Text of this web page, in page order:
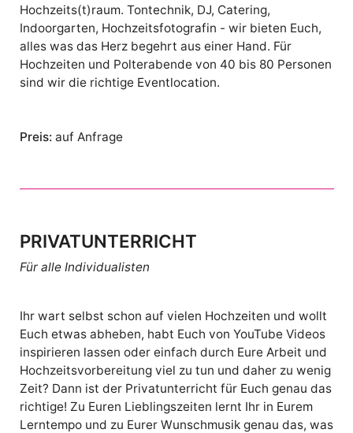
Hochzeits(t)raum. Tontechnik, DJ, Catering,
Indoorgarten, Hochzeitsfotografin - wir bieten Euch,
alles was das Herz begehrt aus einer Hand. Für
Hochzeiten und Polterabende von 40 bis 80 Personen
sind wir die richtige Eventlocation.
Preis: auf Anfrage
PRIVATUNTERRICHT
Für alle Individualisten
Ihr wart selbst schon auf vielen Hochzeiten und wollt
Euch etwas abheben, habt Euch von YouTube Videos
inspirieren lassen oder einfach durch Eure Arbeit und
Hochzeitsvorbereitung viel zu tun und daher zu wenig
Zeit? Dann ist der Privatunterricht für Euch genau das
richtige! Zu Euren Lieblingszeiten lernt Ihr in Eurem
Lerntempo und zu Eurer Wunschmusik genau das, was